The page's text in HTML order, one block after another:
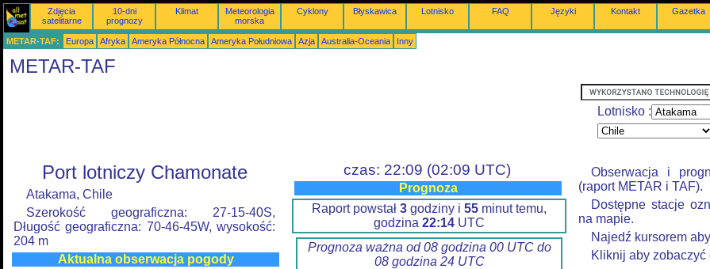
Zdjęcia
satelitarne
10-dni
prognozy
Klimat
Meteorologia
morska
Cyklony Błyskawica Lotnisko FAQ Języki Kontakt Gazetka
METAR-TAF: Europa Afryka Ameryka Północna Ameryka Południowa Azja Australia-Oceania Inny
METAR-TAF
Lotnisko :
Port lotniczy Chamonate
Atakama, Chile
Szerokość geograficzna: 27-15-40S,
Długość geograficzna: 70-46-45W, wysokość:
204 m
Aktualna obserwacja pogody
czas: 22:09 (02:09 UTC)
Prognoza
Raport powstał 3 godziny i 55 minut temu,
godzina 22:14 UTC
Prognoza ważna od 08 godzina 00 UTC do
08 godzina 24 UTC
Obserwacja i
(raport METAR i TAF).
Dostępne stacje
na mapie.
Najedź kursorem
Kliknij aby